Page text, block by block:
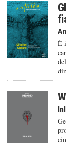
È